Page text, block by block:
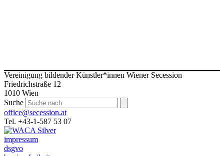
Vereinigung bildender Künstler*innen Wiener Secession
Friedrichstraße 12
1010 Wien
Suche
office@secession.at
Tel. +43-1-587 53 07
impressum
dsgvo